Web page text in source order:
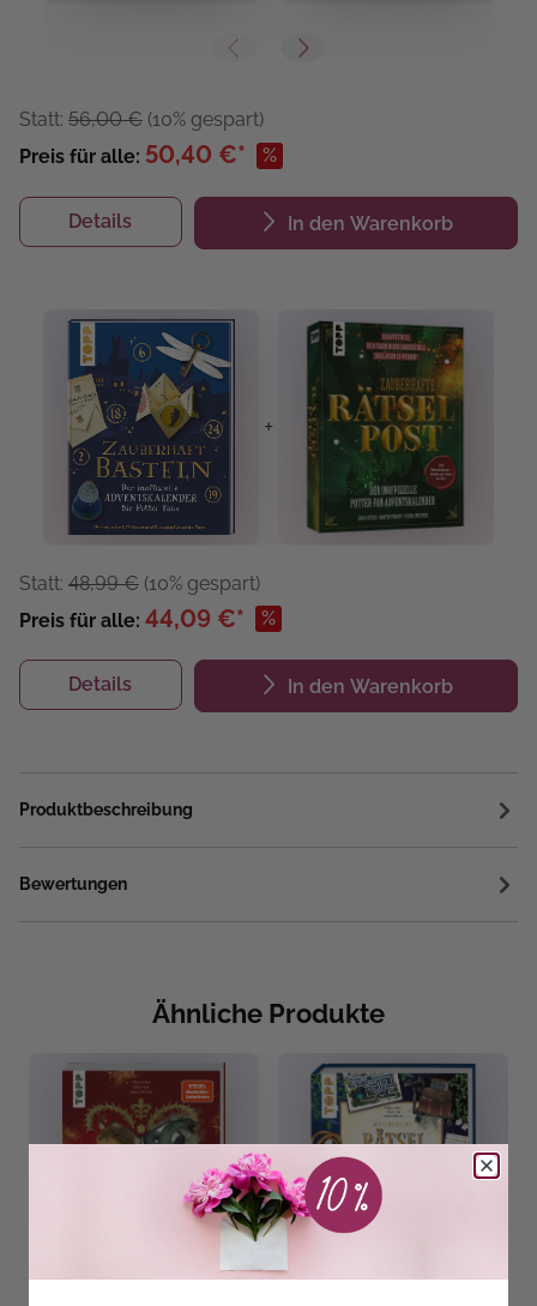
Statt: 56,00 € (10% gespart)
Preis für alle: 50,40 €* %
Details In den Warenkorb
+
Statt: 48,99 € (10% gespart)
Preis für alle: 44,09 €* %
Details In den Warenkorb
Produktbeschreibung
Bewertungen
Ähnliche Produkte